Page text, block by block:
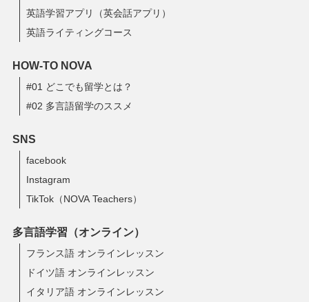
英語学習アプリ（英会話アプリ）
英語ライティングコース
HOW-TO NOVA
#01 どこでも留学とは？
#02 多言語留学のススメ
SNS
facebook
Instagram
TikTok（NOVA Teachers）
多言語学習（オンライン）
フランス語 オンラインレッスン
ドイツ語 オンラインレッスン
イタリア語 オンラインレッスン